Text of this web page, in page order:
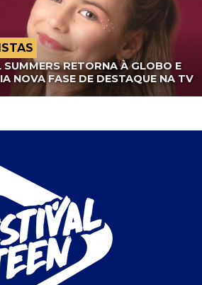
SUMMERS RETORNA À GLOBO E
NOVA FASE DE DESTAQUE NA TV